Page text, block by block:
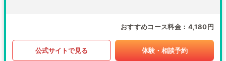
おすすめコース料金 4,180円
公式サイトで見る 体験・相談予約